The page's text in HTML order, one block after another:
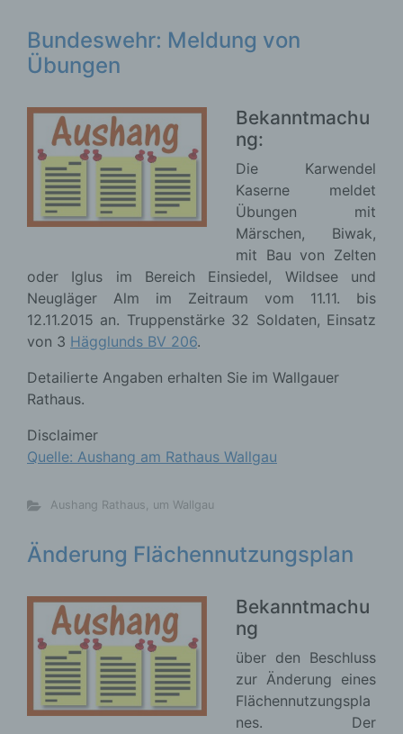
Bundeswehr: Meldung von
Übungen
Bekanntmachu
ng:
Die Karwendel
Kaserne meldet
Übungen mit
Märschen, Biwak,
mit Bau von Zelten
oder Iglus im Bereich Einsiedel, Wildsee und
Neugläger Alm im Zeitraum vom 11.11. bis
12.11.2015 an. Truppenstärke 32 Soldaten, Einsatz
von 3 Hägglunds BV 206.
Detailierte Angaben erhalten Sie im Wallgauer
Rathaus.
Disclaimer
Quelle: Aushang am Rathaus Wallgau
Aushang Rathaus, um Wallgau
Änderung Flächennutzungsplan
Bekanntmachu
ng
über den Beschluss
zur Änderung eines
Flächennutzungspla
nes. Der